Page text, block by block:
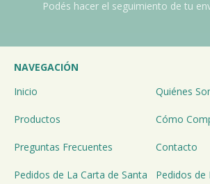
Podés hacer el seguimiento de tu
NAVEGACIÓN
Inicio
Quiénes
Productos Cómo
Preguntas Frecuentes Contacto
Pedidos de La Carta de Santa Pedidos de